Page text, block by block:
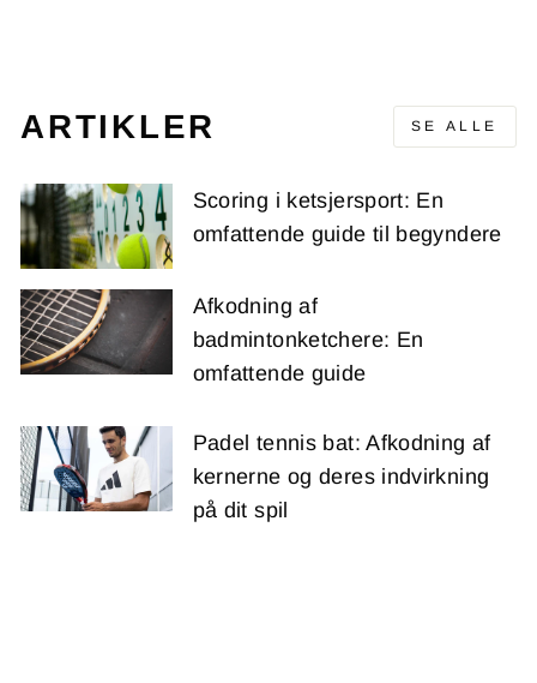
ARTIKLER SE ALLE
Scoring i ketsjersport: En
omfattende guide til begyndere
Afkodning af
badmintonketchere: En
omfattende guide
Padel tennis bat: Afkodning af
kernerne og deres indvirkning
på dit spil